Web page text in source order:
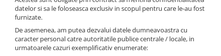
datelor si sa le foloseasca exclusiv in scopul pentru care le-au fost
furnizate.
De asemenea, am putea dezvalui datele dumneavoastra cu
caracter personal catre autoritatile publice centrale / locale, in
urmatoarele cazuri exemplificativ enumerate: